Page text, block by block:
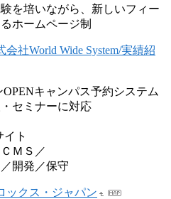
を培いながら、新しいフィー
ホームページ制
会社World Wide System/実績紹
キャンパス予約システム
セミナーに対応
ト
ＭＳ／
開発／保守
ックス・ジャパン